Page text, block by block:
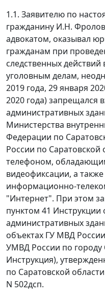
1.1. Заявителю по
гражданину И.Н.
адвокатом, оказывал
гражданам при
следственных
уголовным делам,
2019 года, 29 января
2020 года) запрещался
административных
Министерства
Федерации по
России по
телефоном,
видеофиксации, а
информационно-
"Интернет". При этом
пунктом 41
административных
объектах ГУ МВД
УМВД России по городу
Инструкция),
по Саратовской
N 502дсп.